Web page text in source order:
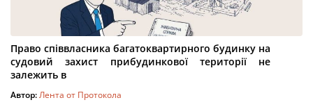
Право співвласника багатоквартирного будинку на
судовий захист прибудинкової території не
залежить в
Автор:Лента от Протокола